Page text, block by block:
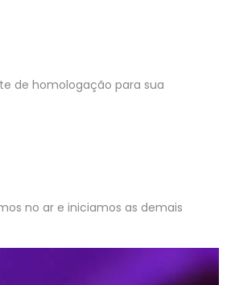
de homologação para sua
no ar e iniciamos as demais